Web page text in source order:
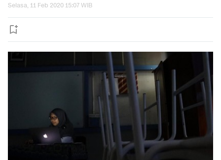
Selasa, 11 Feb 2020 15:07 WIB